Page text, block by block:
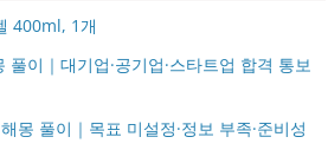
400ml, 1개
이｜대기업·공기업·스타트업 합격 통보
몽 풀이｜목표 미설정·정보 부족·준비성